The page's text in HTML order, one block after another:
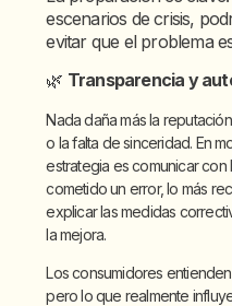
escenarios de crisis,
evitar que el problema
🌿 Transparencia y
Nada daña más la
o la falta de sinceridad. En
estrategia es comunicar con
cometido un error, lo más
explicar las medidas
la mejora.
Los consumidores
pero lo que realmente